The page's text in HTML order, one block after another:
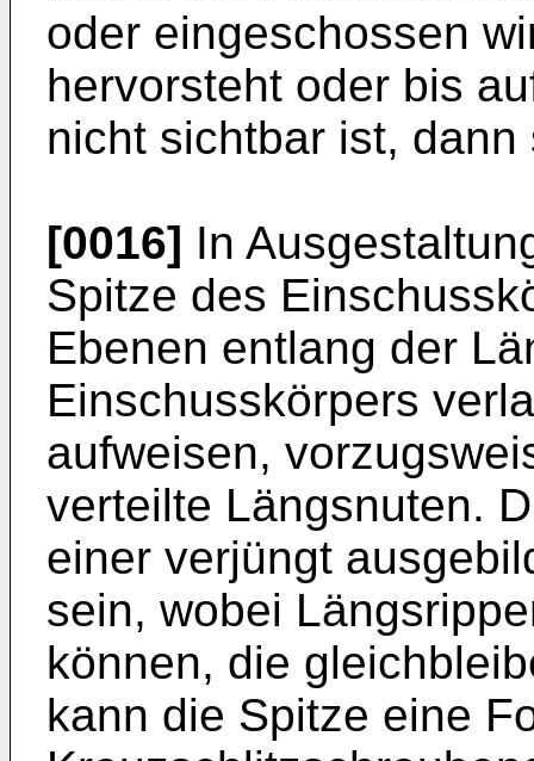
oder eingeschossen
hervorsteht oder bis
nicht sichtbar ist,
[0016] In
Spitze des
Ebenen entlang der
Einschusskörpers
aufweisen,
verteilte Längsnuten.
einer verjüngt
sein, wobei
können, die
kann die Spitze eine